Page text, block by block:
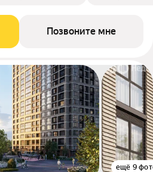
Позвоните мне
ещё 9